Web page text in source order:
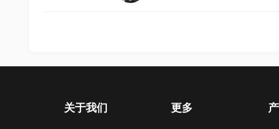
关于我们 更多